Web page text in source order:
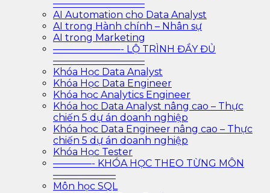
và doanh nghiệp với các project thực tế, cá nhân hóa
lộ trình với AI
—————————–
AI Automation cho Data Analyst
AI trong Hành chính – Nhân sự
AI trong Marketing
———————- LỘ TRÌNH ĐẦY ĐỦ
—————————–
Khóa Học Data Analyst
Khóa Học Data Engineer
Khóa học Analytics Engineer
Khóa học Data Analyst nâng cao – Thực
chiến 5 dự án doanh nghiệp
Khóa học Data Engineer nâng cao – Thực
chiến 5 dự án doanh nghiệp
Khóa Học Tester
————- KHÓA HỌC THEO TỪNG MÔN
——————–
Môn học SQL